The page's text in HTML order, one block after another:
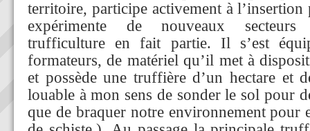
territoire, participe activement à l’insertion
expérimente de nouveaux secteurs
trufficulture en fait partie. Il s’est
formateurs, de matériel qu’il met à
et possède une truffière d’un hectare et
louable à mon sens de sonder le sol pour
que de braquer notre environnement pour